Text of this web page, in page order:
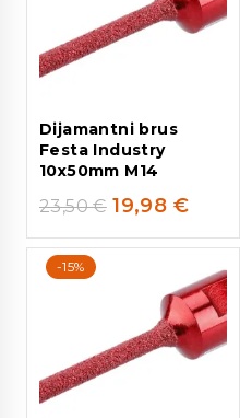
Dijamantni brus
Festa Industry
10x50mm M14
23,50€ 19,98 €
-15%